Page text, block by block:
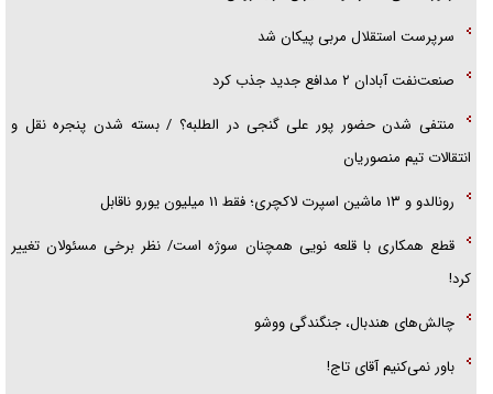
سرپرست استقلال مربی پیکان شد
صنعت‌نفت آبادان ۲ مدافع جدید جذب کرد
منتفی شدن حضور پور علی گنجی در الطلبه؟ / بسته شدن پنجره نقل و
انتقالات تیم منصوریان
رونالدو و ۱۳ ماشین اسپرت لاکچری؛ فقط ۱۱ میلیون یورو ناقابل
قطع همکاری با قلعه نویی همچنان سوژه است/ نظر برخی مسئولان تغییر
کرد!
چالش‌های هندبال، جنگندگی ووشو
باور نمی‌کنیم آقای تاج!